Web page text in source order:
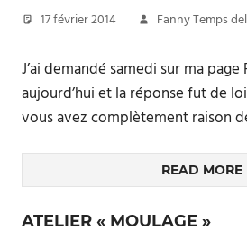
17 février 2014 Fanny Temps
J’ai demandé samedi sur ma
aujourd’hui et la réponse fut de
vous avez complètement raison
READ MORE
ATELIER « MOULAGE »